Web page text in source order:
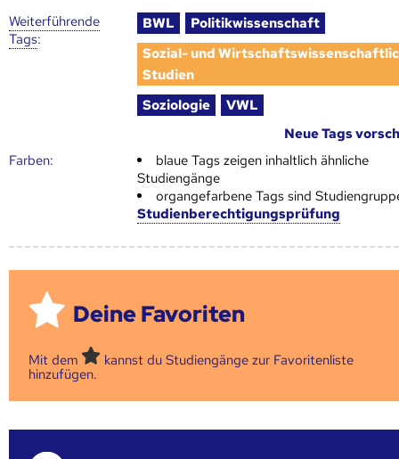
Weiter­führende
Tags:
BWL
Politikwissenschaft
Sozial- und
Studien
Soziologie
VWL
Neue Tags
Farben:
blaue Tags zeigen inhaltlich ähnliche
Studiengänge
organgefarbene Tags sind
Studienberechtigungsprüfung
Deine Favoriten
Mit dem
kannst du Studiengänge zur Favoritenliste
hinzufügen.